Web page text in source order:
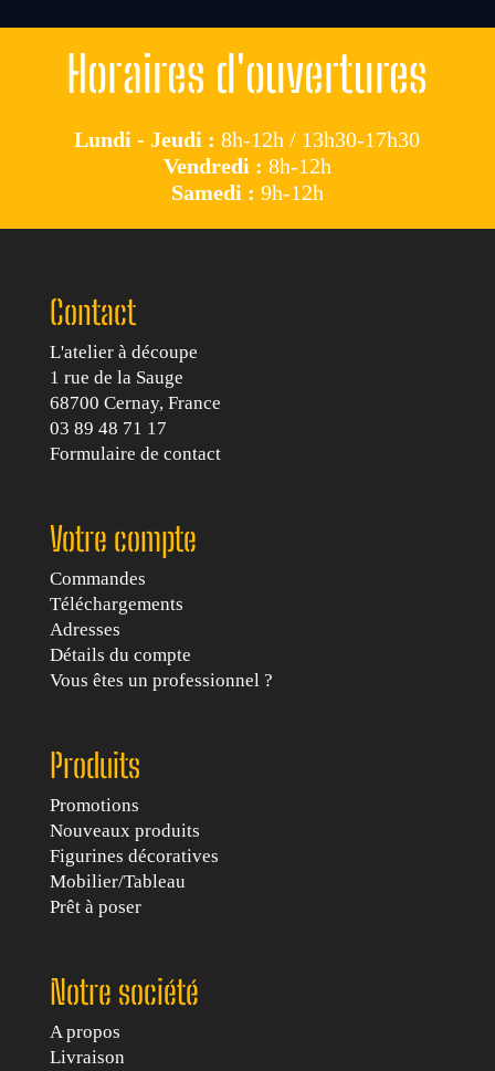
Horaires d'ouvertures
Lundi - Jeudi : 8h-12h / 13h30-17h30
Vendredi : 8h-12h
Samedi : 9h-12h
Contact
L'atelier à découpe
1 rue de la Sauge
68700 Cernay, France
03 89 48 71 17
Formulaire de contact
Votre compte
Commandes
Téléchargements
Adresses
Détails du compte
Vous êtes un professionnel ?
Produits
Promotions
Nouveaux produits
Figurines décoratives
Mobilier/Tableau
Prêt à poser
Notre société
A propos
Livraison